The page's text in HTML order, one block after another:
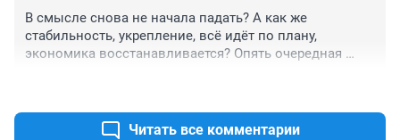
количествах курс деревянный осыплется пеплом -
Вовану и К в том что касается суверенной икономики
никто давно не верит...
В смысле снова не начала падать? А как же
стабильность, укрепление, всё идёт по плану,
экономика восстанавливается? Опять очередная
Читать все комментарии